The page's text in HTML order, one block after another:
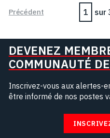
Précédent Page sur
DEVENEZ
COMMUNAUTÉ
Inscrivez-vous aux alertes-
être informé de nos postes